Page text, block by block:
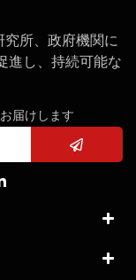
究所、政府機関に
進し、持続可能な
届けします